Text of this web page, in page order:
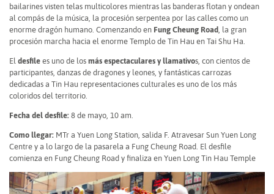
bailarines visten telas multicolores mientras las banderas flotan y ondean
al compás de la música, la procesión serpentea por las calles como un
enorme dragón humano. Comenzando en Fung Cheung Road , la gran
procesión marcha hacia el enorme Templo de Tin Hau en Tai Shu Ha.
El desfile es uno de los más espectaculares y llamativos, con cientos de
participantes, danzas de dragones y leones, y fantásticas carrozas
dedicadas a Tin Hau representaciones culturales es uno de los más
coloridos del territorio.
Fecha del desfile: 8 de mayo, 10 am.
Como llegar: MTr a Yuen Long Station, salida F. Atravesar Sun Yuen Long
Centre y a lo largo de la pasarela a Fung Cheung Road. El desfile
comienza en Fung Cheung Road y finaliza en Yuen Long Tin Hau Temple